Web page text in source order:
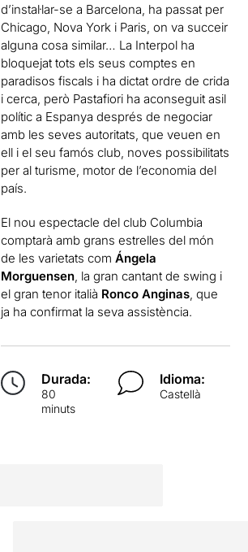
d’instal·lar-se a Barcelona, ha passat per
Chicago, Nova York i Paris, on va succeir
alguna cosa similar… La Interpol ha
bloquejat tots els seus comptes en
paradisos fiscals i ha dictat ordre de crida
i cerca, però Pastafiori ha aconseguit asil
polític a Espanya després de negociar
amb les seves autoritats, que veuen en
ell i el seu famós club, noves possibilitats
per al turisme, motor de l’economia del
país.
El nou espectacle del club Columbia
comptarà amb grans estrelles del món
de les varietats com Ángela
Morguensen , la gran cantant de swing i
el gran tenor italià Ronco Anginas , que
ja ha confirmat la seva assistència.
Durada:
80
minuts
Idioma:
Castellà